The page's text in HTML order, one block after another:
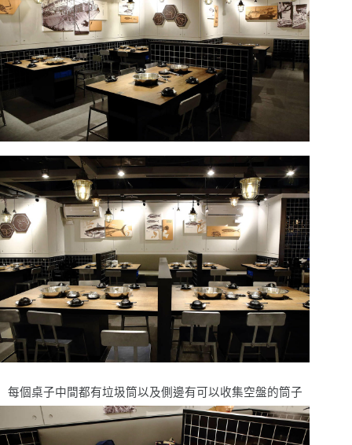
每個桌子中間都有垃圾筒以及側邊有可以收集空盤的筒子